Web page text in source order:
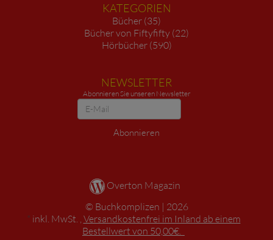
KATEGORIEN
Bücher (35)
Bücher von Fiftyfifty (22)
Hörbücher (590)
NEWSLETTER
Abonnieren Sie unseren Newsletter
Newsletter
Abonnieren
Overton Magazin
Buchkomplizen
2026
* inkl. MwSt. , Versandkostenfrei im Inland ab einem
Bestellwert von 50,00€.